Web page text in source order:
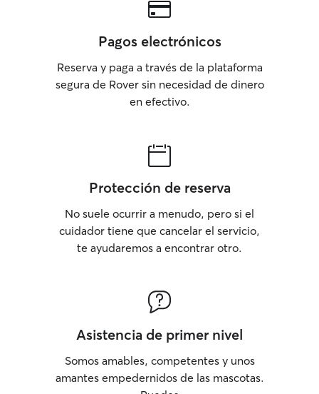
Pagos electrónicos
Reserva y paga a través de la plataforma
segura de Rover sin necesidad de dinero
en efectivo.
Protección de reserva
No suele ocurrir a menudo, pero si el
cuidador tiene que cancelar el servicio,
te ayudaremos a encontrar otro.
Asistencia de primer nivel
Somos amables, competentes y unos
amantes empedernidos de las mascotas.